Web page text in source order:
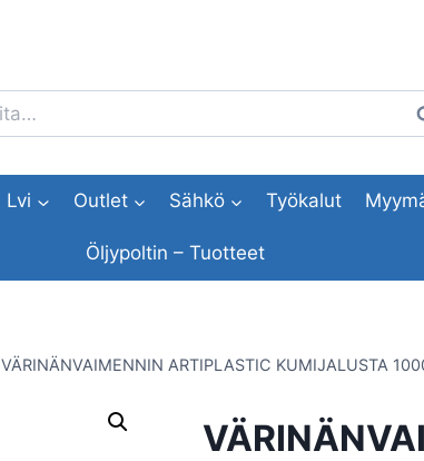
Lvi Outlet Sähkö Työkalut
Öljypoltin – Tuotteet
VÄRINÄNVAIMENNIN ARTIPLASTIC KUMIJALUSTA